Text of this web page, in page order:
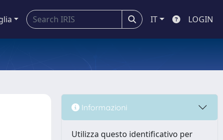
IT LOGIN
Informazioni
Utilizza questo identificativo per